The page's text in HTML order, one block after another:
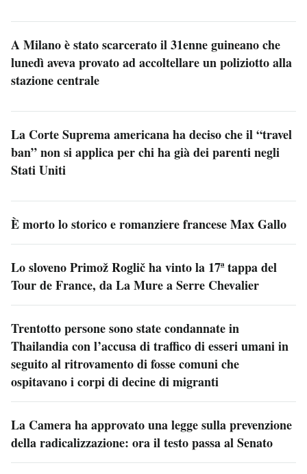
A Milano è stato scarcerato il 31enne guineano che
lunedì aveva provato ad accoltellare un poliziotto alla
stazione centrale
La Corte Suprema americana ha deciso che il “travel
ban” non si applica per chi ha già dei parenti negli
Stati Uniti
È morto lo storico e romanziere francese Max Gallo
Lo sloveno Primož Roglič ha vinto la 17ª tappa del
Tour de France, da La Mure a Serre Chevalier
Trentotto persone sono state condannate in
Thailandia con l’accusa di traffico di esseri umani in
seguito al ritrovamento di fosse comuni che
ospitavano i corpi di decine di migranti
La Camera ha approvato una legge sulla prevenzione
della radicalizzazione: ora il testo passa al Senato